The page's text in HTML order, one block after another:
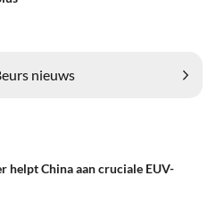
nieuws
helpt China aan cruciale EUV-